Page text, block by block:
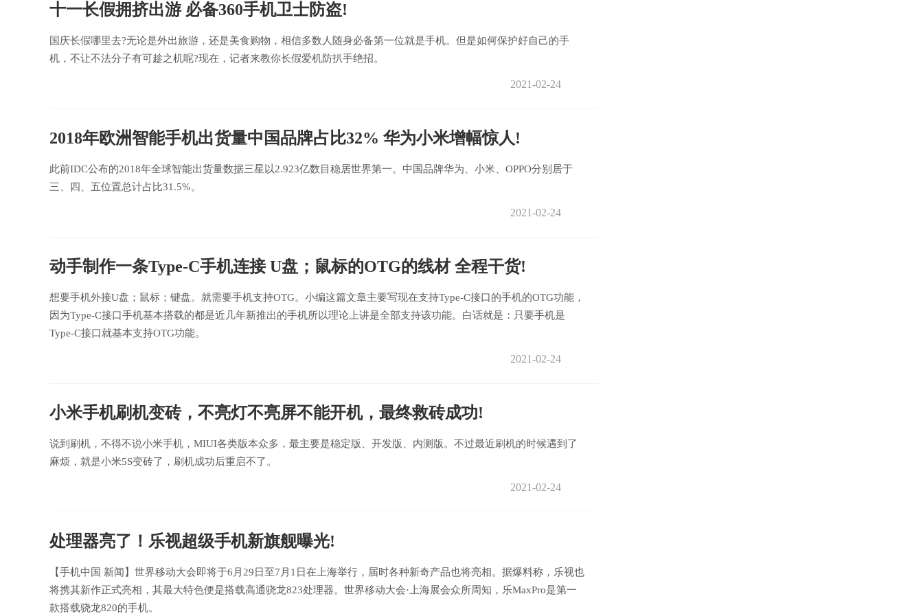
十一长假拥挤出游 必备360手机卫士防盗!
国庆长假哪里去?无论是外出旅游，还是美食购物，相信多数人随身必备第一位就是手机。但是如何保护好自己的手
机，不让不法分子有可趁之机呢?现在，记者来教你长假爱机防扒手绝招。
2021-02-24
2018年欧洲智能手机出货量中国品牌占比32% 华为小米增幅惊人!
此前IDC公布的2018年全球智能出货量数据三星以2.923亿数目稳居世界第一。中国品牌华为、小米、OPPO分别居于
三、四、五位置总计占比31.5%。
2021-02-24
动手制作一条Type-C手机连接 U盘；鼠标的OTG的线材 全程干货!
想要手机外接U盘；鼠标；键盘。就需要手机支持OTG。小编这篇文章主要写现在支持Type-C接口的手机的OTG功能，
因为Type-C接口手机基本搭载的都是近几年新推出的手机所以理论上讲是全部支持该功能。白话就是：只要手机是
Type-C接口就基本支持OTG功能。
2021-02-24
小米手机刷机变砖，不亮灯不亮屏不能开机，最终救砖成功!
说到刷机，不得不说小米手机，MIUI各类版本众多，最主要是稳定版、开发版、内测版。不过最近刷机的时候遇到了
麻烦，就是小米5S变砖了，刷机成功后重启不了。
2021-02-24
处理器亮了！乐视超级手机新旗舰曝光!
【手机中国 新闻】世界移动大会即将于6月29日至7月1日在上海举行，届时各种新奇产品也将亮相。据爆料称，乐视也
将携其新作正式亮相，其最大特色便是搭载高通骁龙823处理器。世界移动大会·上海展会众所周知，乐MaxPro是第一
款搭载骁龙820的手机。